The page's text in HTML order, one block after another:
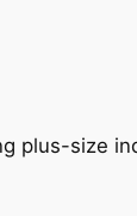
plus-size